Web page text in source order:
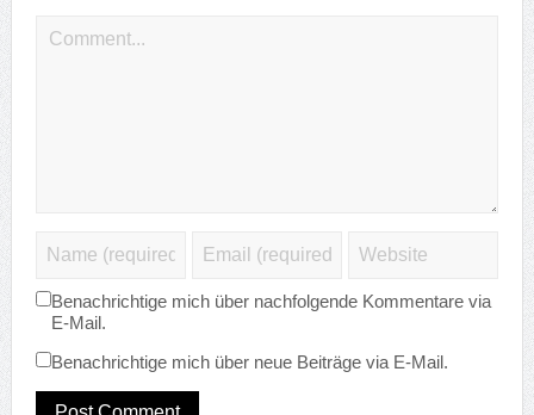
Benachrichtige mich über nachfolgende Kommentare via
E-Mail.
Benachrichtige mich über neue Beiträge via E-Mail.